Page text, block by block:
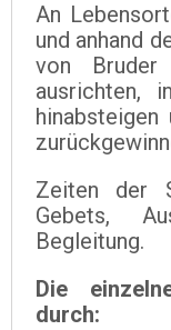
An
und anhand
von
ausrichten,
Zeiten der
Gebets,
Begleitung.
Die
durch: